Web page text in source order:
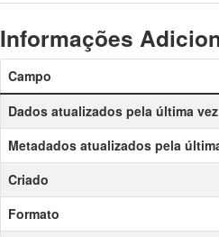
Informações
Campo
Dados atualizados pela última vez
Metadados atualizados pela
Criado
Formato